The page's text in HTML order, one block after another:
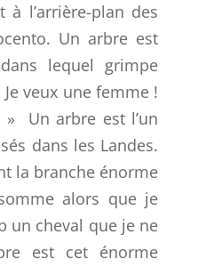
à l’arrière-plan des
Un arbre est
lequel grimpe
veux une femme !
»
Un arbre est l’un
dans les Landes.
la branche énorme
alors que je
un cheval que je ne
est cet énorme